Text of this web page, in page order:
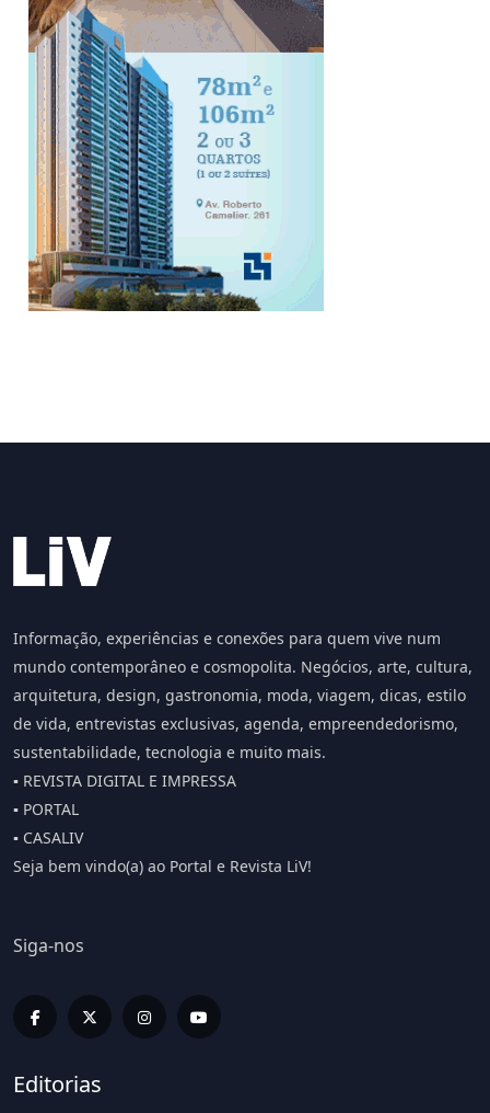
Informação, experiências e conexões para quem vive num
mundo contemporâneo e cosmopolita. Negócios, arte, cultura,
arquitetura, design, gastronomia, moda, viagem, dicas, estilo
de vida, entrevistas exclusivas, agenda, empreendedorismo,
sustentabilidade, tecnologia e muito mais.
▪️ REVISTA DIGITAL E IMPRESSA
▪️ PORTAL
▪️ CASALIV
Seja bem vindo(a) ao Portal e Revista LiV!
Siga-nos
Editorias